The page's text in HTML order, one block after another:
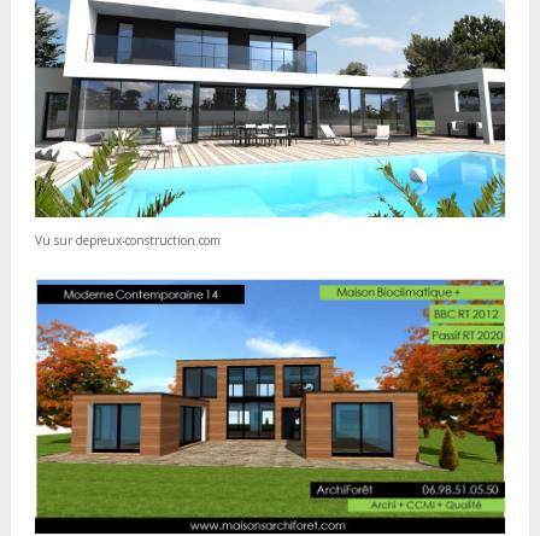
Vu sur depreux-construction.com